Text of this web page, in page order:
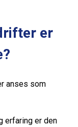
er
anses som
erfaring er den